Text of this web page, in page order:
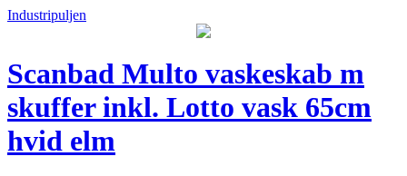
Industripuljen
Scanbad Multo vaskeskab m
skuffer inkl. Lotto vask 65cm
hvid elm